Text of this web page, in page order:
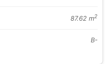
87.62 m2
B-